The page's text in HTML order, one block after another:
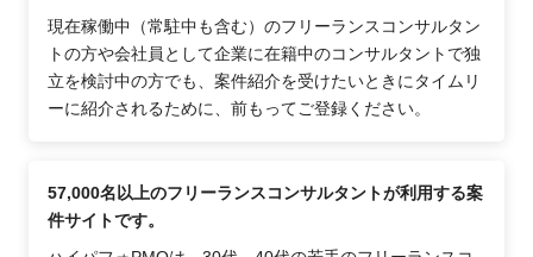
現在稼働中（常駐中も含む）のフリーランスコンサルタン
トの方や会社員として企業に在籍中のコンサルタントで独
立を検討中の方でも、案件紹介を受けたいときにタイムリ
ーに紹介されるために、前もってご登録ください。
57,000名以上のフリーランスコンサルタントが利用する案
件サイトです。